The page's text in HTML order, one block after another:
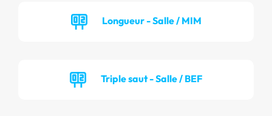
Longueur - Salle / MIM
Triple saut - Salle / BEF